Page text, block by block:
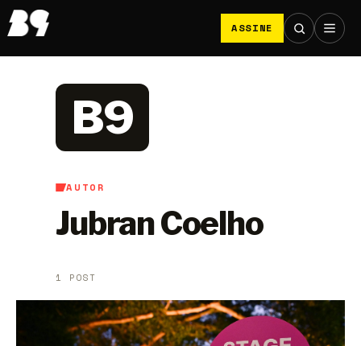
ASSINE
AUTOR
Jubran Coelho
1 POST
B9